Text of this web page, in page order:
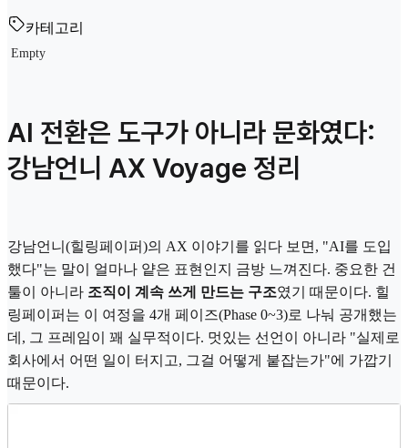
카테고리
Empty
AI 전환은 도구가 아니라 문화였다:
강남언니 AX Voyage 정리
강남언니(힐링페이퍼)의 AX 이야기를 읽다 보면, "AI를 도입
했다"는 말이 얼마나 얕은 표현인지 금방 느껴진다. 중요한 건
툴이 아니라 조직이 계속 쓰게 만드는 구조였기 때문이다. 힐
링페이퍼는 이 여정을 4개 페이즈(Phase 0~3)로 나눠 공개했는
데, 그 프레임이 꽤 실무적이다. 멋있는 선언이 아니라 "실제로
회사에서 어떤 일이 터지고, 그걸 어떻게 붙잡는가"에 가깝기
때문이다.